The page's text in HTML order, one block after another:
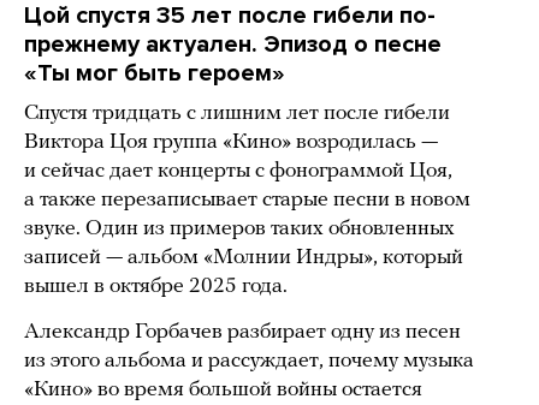
Цой спустя 35 лет после гибели по-
прежнему актуален. Эпизод о песне
«Ты мог быть героем»
Спустя тридцать с лишним лет после гибели
Виктора Цоя группа «Кино» возродилась —
и сейчас дает концерты с фонограммой Цоя,
а также перезаписывает старые песни в новом
звуке. Один из примеров таких обновленных
записей — альбом «Молнии Индры», который
вышел в октябре 2025 года.
Александр Горбачев разбирает одну из песен
из этого альбома и рассуждает, почему музыка
«Кино» во время большой войны остается